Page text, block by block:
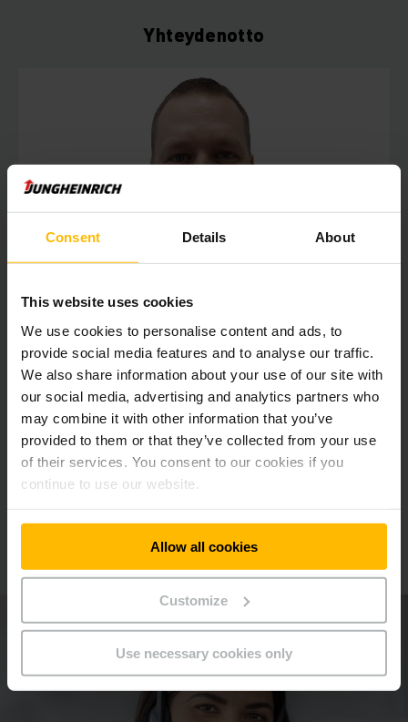
Consent Details About
This website uses cookies
We use cookies to personalise content and ads, to
provide social media features and to analyse our traffic.
We also share information about your use of our site with
our social media, advertising and analytics partners who
may combine it with other information that you’ve
provided to them or that they’ve collected from your use
of their services. You consent to our cookies if you
continue to use our website.
Allow all cookies
Customize
Use necessary cookies only
Yhteydenotto
Janne Alanen
Liiketoimintapäällikkö
Puhelin
044 - 763 6969